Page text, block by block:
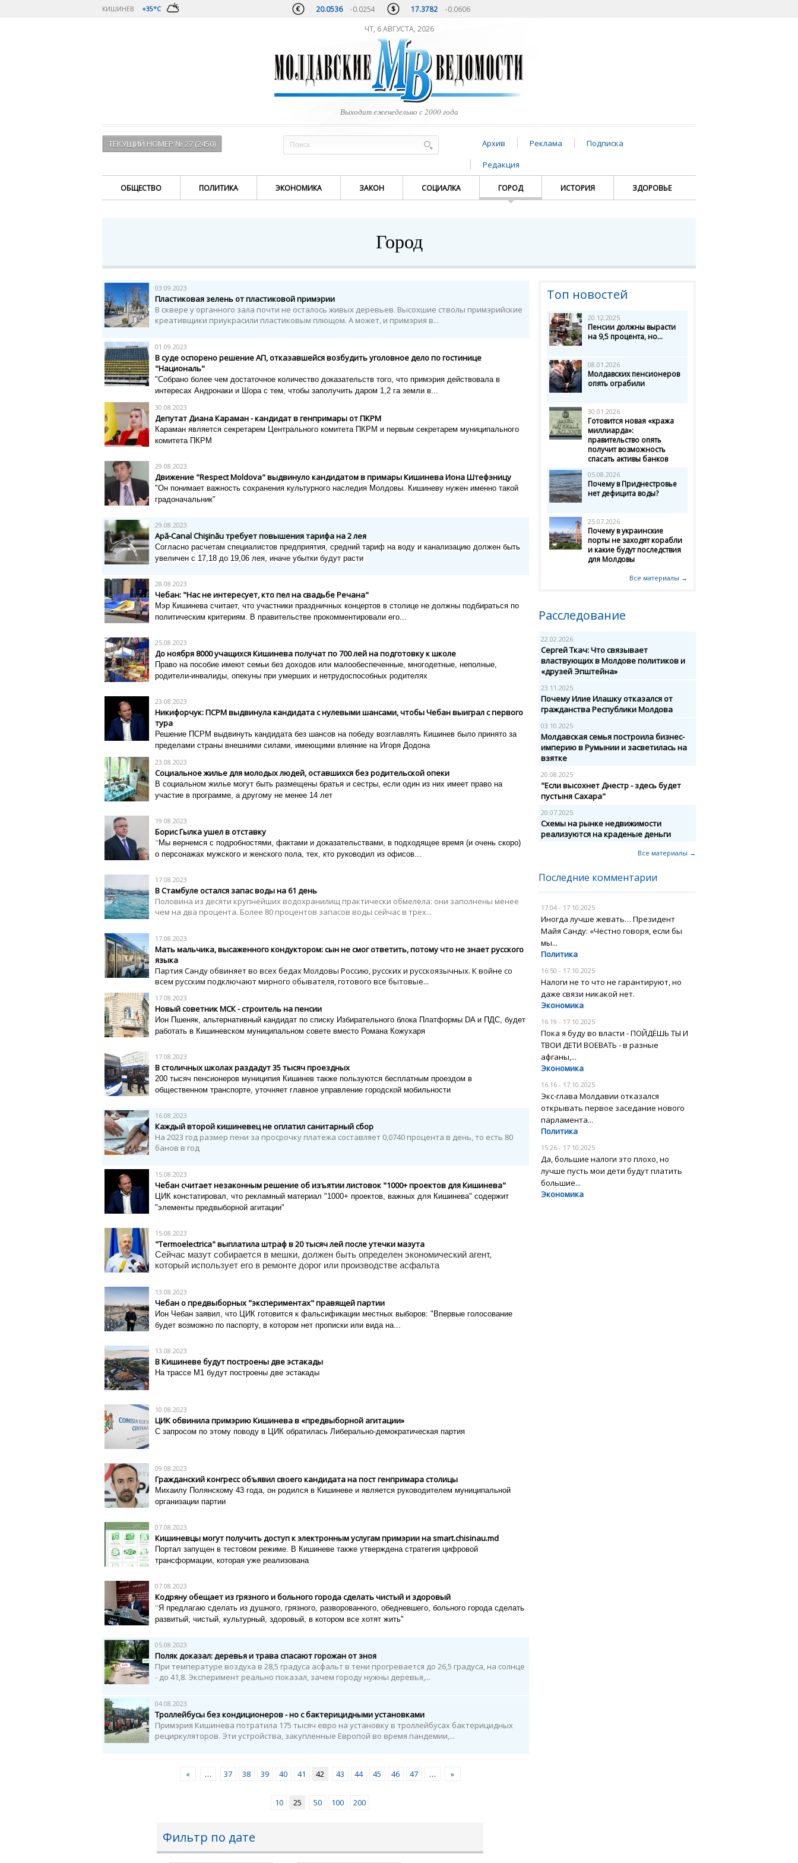
КИШИНЁВ +35°C 20.0536 -0.0254 17.3782 -0.0606
ЧТ, 6 АВГУСТА, 2026
Выходит еженедельно с 2000 года
ТЕКУЩИЙ НОМЕР № 27 (2450) Архив Реклама
Подписка
Редакция
ОБЩЕСТВО ПОЛИТИКА ЭКОНОМИКА ЗАКОН СОЦИАЛКА ГОРОД ИСТОРИЯ ЗДОРОВЬЕ
Город
03.09.2023
Пластиковая зелень от пластиковой примэрии
В сквере у органного зала почти не осталось живых деревьев. Высохшие стволы примэрийские
креативщики приукрасили пластиковым плющом. А может, и примэрия в...
01.09.2023
В суде оспорено решение АП, отказавшейся возбудить уголовное дело по гостинице
"Националь"
"Собрано более чем достаточное количество доказательств того, что примэрия действовала в
интересах Андронаки и Шора с тем, чтобы заполучить даром 1,2 га земли в...
30.08.2023
Депутат Диана Караман - кандидат в генпримары от ПКРМ
Караман является секретарем Центрального комитета ПКРМ и первым секретарем муниципального
комитета ПКРМ
29.08.2023
Движение "Respect Moldova" выдвинуло кандидатом в примары Кишинева Иона Штефэницу
"Он понимает важность сохранения культурного наследия Молдовы. Кишиневу нужен именно такой
градоначальник"
29.08.2023
Apă-Canal Chişinău требует повышения тарифа на 2 лея
Согласно расчетам специалистов предприятия, средний тариф на воду и канализацию должен быть
увеличен с 17,18 до 19,06 лея, иначе убытки будут расти
28.08.2023
Чебан: "Нас не интересует, кто пел на свадьбе Речана"
Мэр Кишинева считает, что участники праздничных концертов в столице не должны подбираться по
политическим критериям. В правительстве прокомментировали его...
25.08.2023
До ноября 8000 учащихся Кишинева получат по 700 лей на подготовку к школе
Право на пособие имеют семьи без доходов или малообеспеченные, многодетные, неполные,
родители-инвалиды, опекуны при умерших и нетрудоспособных родителях
23.08.2023
Никифорчук: ПСРМ выдвинула кандидата с нулевыми шансами, чтобы Чебан выиграл с первого
тура
Решение ПСРМ выдвинуть кандидата без шансов на победу возглавлять Кишинев было принято за
пределами страны внешними силами, имеющими влияние на Игоря Додона
23.08.2023
Социальное жилье для молодых людей, оставшихся без родительской опеки
В социальном жилье могут быть размещены братья и сестры, если один из них имеет право на
участие в программе, а другому не менее 14 лет
19.08.2023
Борис Гылка ушел в отставку
" Мы вернемся с подробностями, фактами и доказательствами, в подходящее время (и очень скоро)
о персонажах мужского и женского пола, тех, кто руководил из офисов...
17.08.2023
В Стамбуле остался запас воды на 61 день
Половина из десяти крупнейших водохранилищ практически обмелела: они заполнены менее
чем на два процента. Более 80 процентов запасов воды сейчас в трех...
17.08.2023
Мать мальчика, высаженного кондуктором: сын не смог ответить, потому что не знает русского
языка
Партия Санду обвиняет во всех бедах Молдовы Россию, русских и русскоязычных. К войне со
всем русским подключают мирного обывателя, готового все бытовые...
17.08.2023
Новый советник МСК - строитель на пенсии
Ион Пшеняк, альтернативный кандидат по списку Избирательного блока Платформы DA и ПДС, будет
работать в Кишиневском муниципальном совете вместо Романа Кожухаря
17.08.2023
В столичных школах раздадут 35 тысяч проездных
200 тысяч пенсионеров муниципия Кишинев также пользуются бесплатным проездом в
общественном транспорте, уточняет главное управление городской мобильности
16.08.2023
Каждый второй кишиневец не оплатил санитарный сбор
На 2023 год размер пени за просрочку платежа составляет 0,0740 процента в день, то есть 80
банов в год
15.08.2023
Чебан считает незаконным решение об изъятии листовок "1000+ проектов для Кишинева"
ЦИК констатировал, что рекламный материал "1000+ проектов, важных для Кишинева" содержит
"элементы предвыборной агитации"
15.08.2023
"Termoelectrica" выплатила штраф в 20 тысяч лей после утечки мазута
Сейчас мазут собирается в мешки, должен быть определен экономический агент,
который использует его в ремонте дорог или производстве асфальта
13.08.2023
Чебан о предвыборных "экспериментах" правящей партии
Ион Чебан заявил, что ЦИК готовится к фальсификации местных выборов: " Впервые голосование
будет возможно по паспорту, в котором нет прописки или вида на...
13.08.2023
В Кишиневе будут построены две эстакады
На трассе М1 будут построены две эстакады
10.08.2023
ЦИК обвинила примэрию Кишинева в «предвыборной агитации»
C запросом по этому поводу в ЦИК обратилась Либерально-демократическая партия
09.08.2023
Гражданский конгресс объявил своего кандидата на пост генпримара столицы
Михаилу Полянскому 43 года, он родился в Кишиневе и является руководителем муниципальной
организации партии
07.08.2023
Кишиневцы могут получить доступ к электронным услугам примэрии на smart.chisinau.md
Портал запущен в тестовом режиме. В Кишиневе также утверждена стратегия цифровой
трансформации, которая уже реализована
07.08.2023
Кодряну обещает из грязного и больного города сделать чистый и здоровый
"Я предлагаю сделать из душного, грязного, разворованного, обедневшего, больного города сделать
развитый, чистый, культурный, здоровый, в котором все хотят жить"
05.08.2023
Поляк доказал: деревья и трава спасают горожан от зноя
При температуре воздуха в 28,5 градуса асфальт в тени прогревается до 26,5 градуса, на солнце
- до 41,8. Эксперимент реально показал, зачем городу нужны деревья,...
04.08.2023
Троллейбусы без кондиционеров - но с бактерицидными установками
Примэрия Кишинева потратила 175 тысяч евро на установку в троллейбусах бактерицидных
рециркуляторов. Эти устройства, закупленные Европой во время пандемии,...
« … 37 38 39 40 41 42 43 44 45 46 47 … »
10 25 50 100 200
Фильтр по дате
Топ новостей
20.12.2025
Пенсии должны вырасти
на 9,5 процента, но...
08.01.2026
Молдавских пенсионеров
опять ограбили
30.01.2026
Готовится новая «кража
миллиарда»:
правительство опять
получит возможность
спасать активы банков
05.08.2026
Почему в Приднестровье
нет дефицита воды?
25.07.2026
Почему в украинские
порты не заходят корабли
и какие будут последствия
для Молдовы
Все материалы →
Расследование
22.02.2026
Сергей Ткач: Что связывает
властвующих в Молдове политиков и
«друзей Эпштейна»
23.11.2025
Почему Илие Илашку отказался от
гражданства Республики Молдова
03.10.2025
Молдавская семья построила бизнес-
империю в Румынии и засветилась на
взятке
20.08.2025
"Если высохнет Днестр - здесь будет
пустыня Сахара"
20.07.2025
Схемы на рынке недвижимости
реализуются на краденые деньги
Все материалы →
Последние комментарии
17:04 - 17.10.2025
Иногда лучше жевать… Президент
Майя Санду: «Честно говоря, если бы
мы...
Политика
16:50 - 17.10.2025
Налоги не то что не гарантируют, но
даже связи никакой нет.
Экономика
16:19 - 17.10.2025
Пока я буду во власти - ПОЙДЁШЬ ТЫ И
ТВОИ ДЕТИ ВОЕВАТЬ - в разные
афганы,...
Экономика
16:16 - 17.10.2025
Экс-глава Молдавии отказался
открывать первое заседание нового
парламента...
Политика
15:26 - 17.10.2025
Да, большие налоги это плохо, но
лучше пусть мои дети будут платить
большие...
Экономика